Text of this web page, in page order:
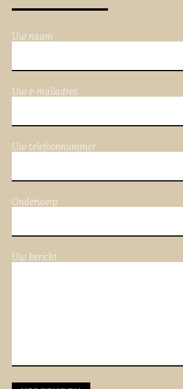
Uw naam
Uw e-mailadres
Uw telefoonnummer
Onderwerp
Uw bericht